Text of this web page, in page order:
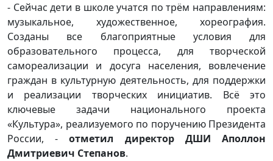
- Сейчас дети в школе учатся по трём направлениям:
музыкальное, художественное, хореография.
Созданы все благоприятные условия для
образовательного процесса, для творческой
самореализации и досуга населения, вовлечение
граждан в культурную деятельность, для поддержки
и реализации творческих инициатив. Всё это
ключевые задачи национального проекта
«Культура», реализуемого по поручению Президента
России, -отметил директор ДШИ Аполлон
Дмитриевич Степанов.